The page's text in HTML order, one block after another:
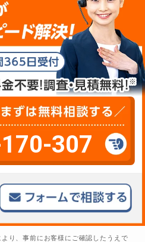
307
り、事前にお客様にご確認したうえで